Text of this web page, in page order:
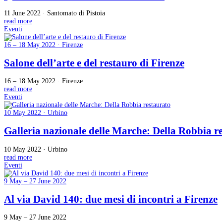
11 June 2022 · Santomato di Pistoia
read more
Eventi
16 – 18 May 2022 · Firenze
Salone dell’arte e del restauro di Firenze
16 – 18 May 2022 · Firenze
read more
Eventi
10 May 2022 · Urbino
Galleria nazionale delle Marche: Della Robbia
10 May 2022 · Urbino
read more
Eventi
9 May – 27 June 2022
Al via David 140: due mesi di incontri a Firenze
9 May – 27 June 2022